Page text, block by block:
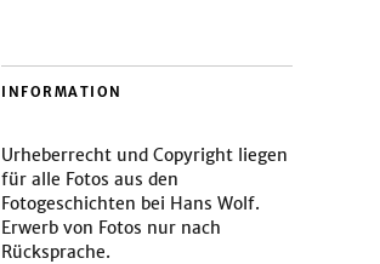
INFORMATION
Urheberrecht und Copyright liegen
für alle Fotos aus den
Fotogeschichten bei Hans Wolf.
Erwerb von Fotos nur nach
Rücksprache.